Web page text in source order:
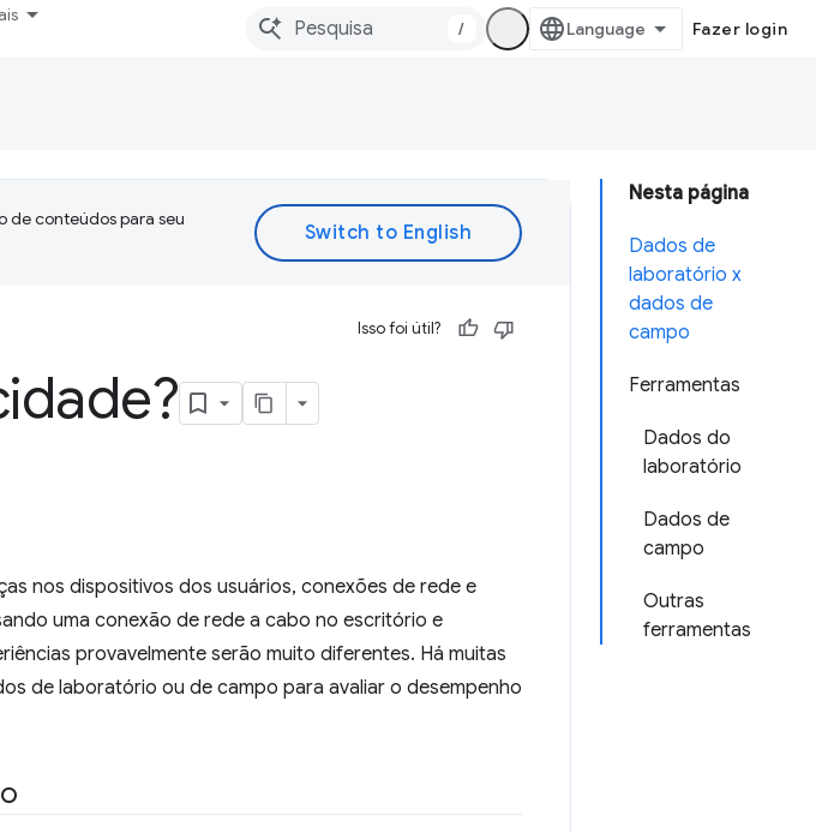
/ Fazer login
Nesta página
Dados de
laboratório x
dados de
campo
Ferramentas
Dados do
laboratório
Dados de
campo
Outras
ferramentas
de conteúdos para seu
Isso foi útil?
nos dispositivos dos usuários, conexões de rede e
uma conexão de rede a cabo no escritório e
provavelmente serão muito diferentes. Há muitas
de laboratório ou de campo para avaliar o desempenho